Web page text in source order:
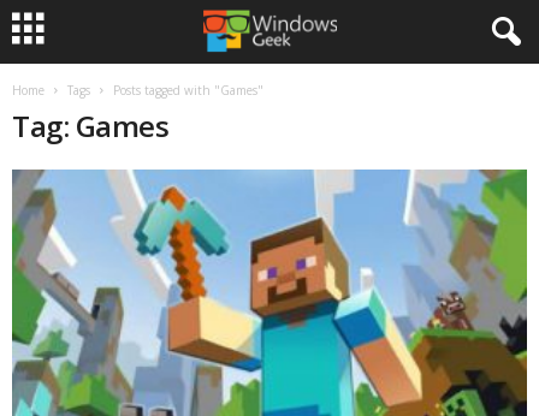
Home Tags Posts tagged with "Games"
Tag: Games